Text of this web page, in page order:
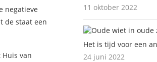
negatieve
de staat een
van
11 oktober 2022
Het is tijd voor een
24 juni 2022